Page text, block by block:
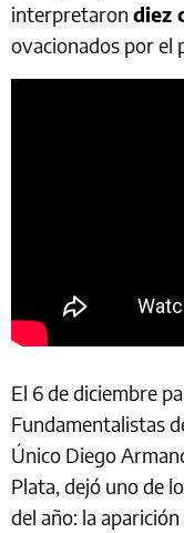
interpretaron diez
ovacionados por el
El 6 de diciembre
Fundamentalistas
Único Diego
Plata, dejó uno de
del año: la aparición